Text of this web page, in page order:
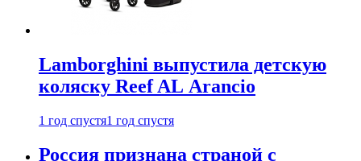
Lamborghini выпустила детскую
коляску Reef AL Arancio
1 год спустя1 год спустя
Россия признана страной с